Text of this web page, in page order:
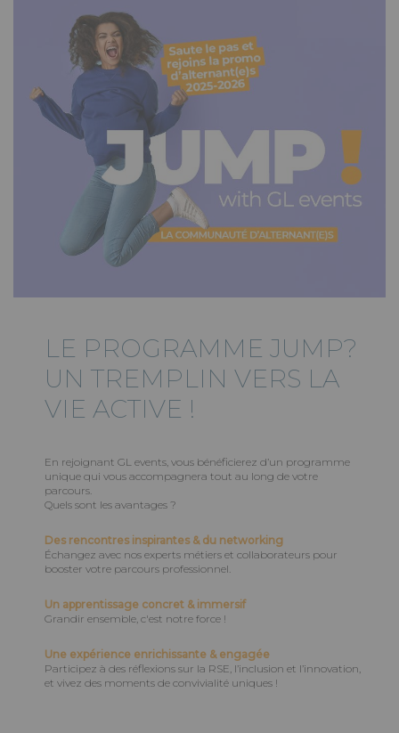
LE PROGRAMME JUMP?
UN TREMPLIN VERS LA
VIE ACTIVE !
En rejoignant GL events, vous bénéficierez d’un programme
unique qui vous accompagnera tout au long de votre
parcours.
Quels sont les avantages ?
Des rencontres inspirantes & du networking
Échangez avec nos experts métiers et collaborateurs pour
booster votre parcours professionnel.
Un apprentissage concret & immersif
Grandir ensemble, c'est notre force !
Une expérience enrichissante & engagée
Participez à des réflexions sur la RSE, l’inclusion et l’innovation,
et vivez des moments de convivialité uniques !